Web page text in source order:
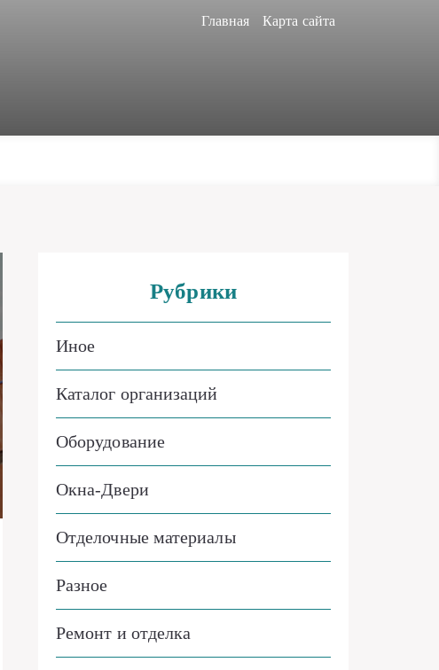
Главная Карта сайта
Рубрики
Иное
Каталог организаций
Оборудование
Окна-Двери
Отделочные материалы
Разное
Ремонт и отделка